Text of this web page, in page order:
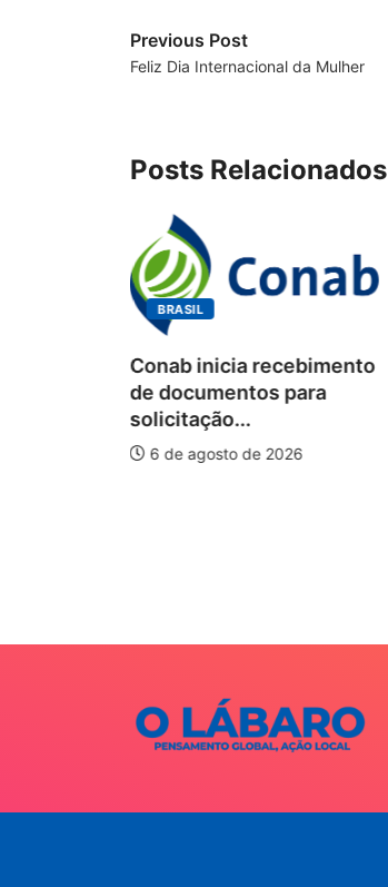
Previous Post
Feliz Dia Internacional da Mulher
Posts Relacionados
BRASIL
Conab inicia recebimento
de documentos para
solicitação...
6 de agosto de 2026